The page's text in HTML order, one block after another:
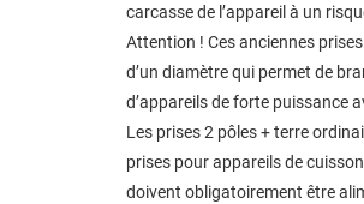
carcasse de l’appareil à un
Attention ! Ces anciennes
d’un diamètre qui permet de
d’appareils de forte puissance
Les prises 2 pôles + terre
prises pour appareils de
doivent obligatoirement être